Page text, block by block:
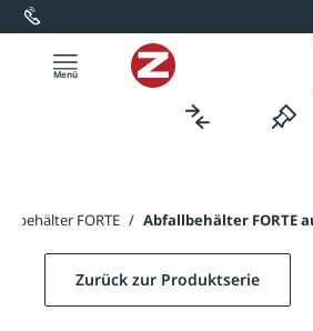
springen
FORTE / Abfallbehälter FORTE
Zurück zur Produktserie